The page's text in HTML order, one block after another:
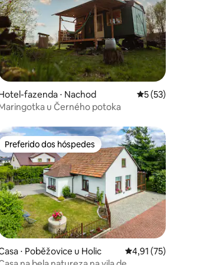
média de 5, 11 avaliações
fazenda ⋅ Nachod 5 de uma
5 (53)
u Černého potoka
Preferido dos hóspedes
Preferido dos hóspedes
⋅ Poběžovice u Holic 4,91 de uma
4,91 (75)